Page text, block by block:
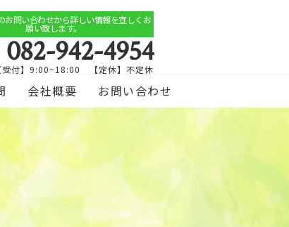
お問い合わせから詳しい情報を宜しくお
願い致します。
082-942-4954
受付】9:00~18:00 【定休】不定休
会社概要 お問い合わせ